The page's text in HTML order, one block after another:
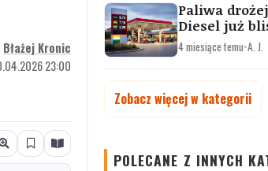
Błażej Kronic
23:00
Paliwa
Diesel już
4 miesiące temu•A. J.
Zobacz więcej w kategorii
POLECANE Z INNYCH